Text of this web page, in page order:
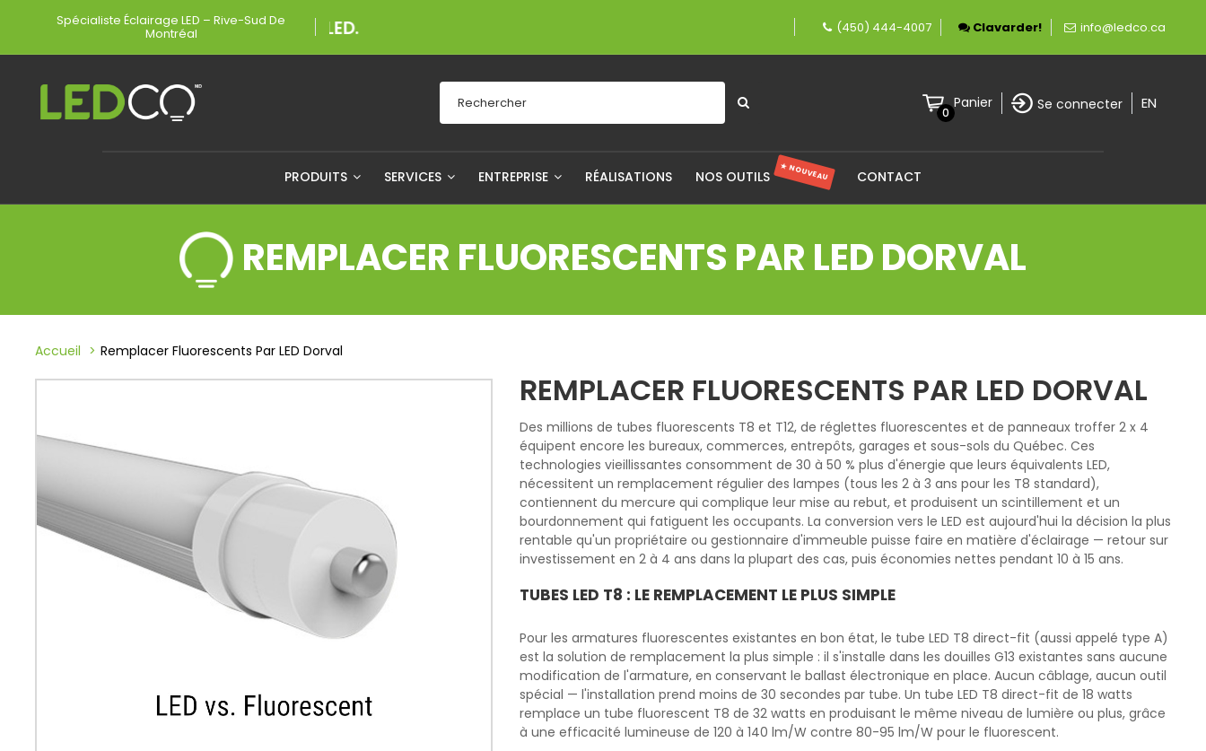
Spécialiste Éclairage LED – Rive-Sud De
Montréal Une entreprise fièrement canadienne spécialisée en éclairage
(450) 444-4007 Clavarder! info@ledco.ca
0
Panier Se connecter EN
PRODUITS SERVICES ENTREPRISE RÉALISATIONS NOS OUTILS ★ NOUVEAU CONTACT
REMPLACER FLUORESCENTS PAR LED DORVAL
Accueil Remplacer Fluorescents Par LED Dorval
REMPLACER FLUORESCENTS PAR LED DORVAL
Des millions de tubes fluorescents T8 et T12, de réglettes fluorescentes et de panneaux troffer 2 x 4
équipent encore les bureaux, commerces, entrepôts, garages et sous-sols du Québec. Ces
technologies vieillissantes consomment de 30 à 50 % plus d'énergie que leurs équivalents LED,
nécessitent un remplacement régulier des lampes (tous les 2 à 3 ans pour les T8 standard),
contiennent du mercure qui complique leur mise au rebut, et produisent un scintillement et un
bourdonnement qui fatiguent les occupants. La conversion vers le LED est aujourd'hui la décision la plus
rentable qu'un propriétaire ou gestionnaire d'immeuble puisse faire en matière d'éclairage — retour sur
investissement en 2 à 4 ans dans la plupart des cas, puis économies nettes pendant 10 à 15 ans.
TUBES LED T8 : LE REMPLACEMENT LE PLUS SIMPLE
Pour les armatures fluorescentes existantes en bon état, le tube LED T8 direct-fit (aussi appelé type A)
est la solution de remplacement la plus simple : il s'installe dans les douilles G13 existantes sans aucune
modification de l'armature, en conservant le ballast électronique en place. Aucun câblage, aucun outil
spécial — l'installation prend moins de 30 secondes par tube. Un tube LED T8 direct-fit de 18 watts
remplace un tube fluorescent T8 de 32 watts en produisant le même niveau de lumière ou plus, grâce
à une efficacité lumineuse de 120 à 140 lm/W contre 80-95 lm/W pour le fluorescent.